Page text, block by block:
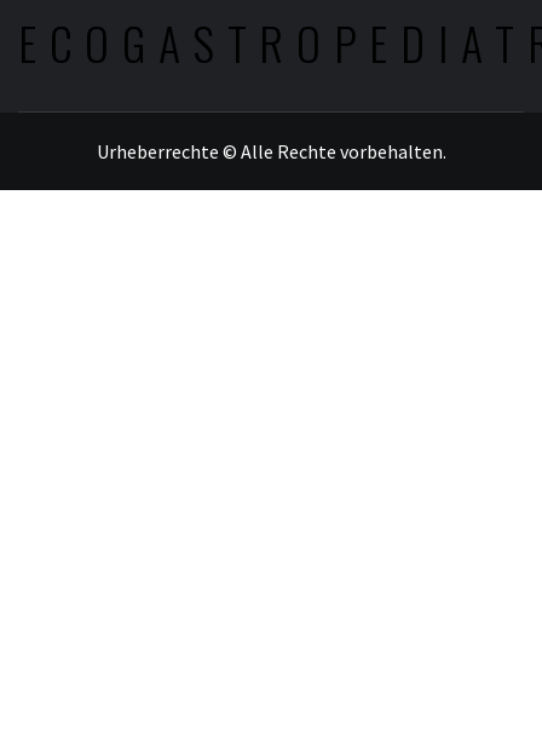
Urheberrechte © Alle Rechte vorbehalten.